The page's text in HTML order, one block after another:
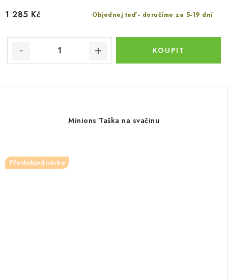
Objednej teď - doručíme za 5-19 dní
1 285 Kč
Minions Taška na svačinu
Předobjednávka